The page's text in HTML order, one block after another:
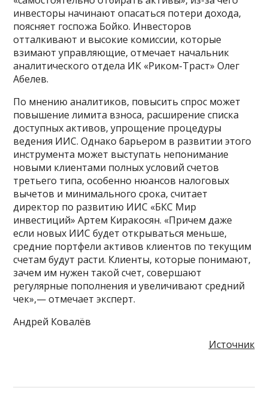
инвесторы начинают опасаться потери дохода,
поясняет госпожа Бойко. Инвесторов
отталкивают и высокие комиссии, которые
взимают управляющие, отмечает начальник
аналитического отдела ИК «Риком-Траст» Олег
Абелев.
По мнению аналитиков, повысить спрос может
повышение лимита взноса, расширение списка
доступных активов, упрощение процедуры
ведения ИИС. Однако барьером в развитии этого
инструмента может выступать непонимание
новыми клиентами полных условий счетов
третьего типа, особенно нюансов налоговых
вычетов и минимального срока, считает
директор по развитию ИИС «БКС Мир
инвестиций» Артем Киракосян. «Причем даже
если новых ИИС будет открываться меньше,
средние портфели активов клиентов по текущим
счетам будут расти. Клиенты, которые понимают,
зачем им нужен такой счет, совершают
регулярные пополнения и увеличивают средний
чек»,— отмечает эксперт.
Андрей Ковалёв
Источник